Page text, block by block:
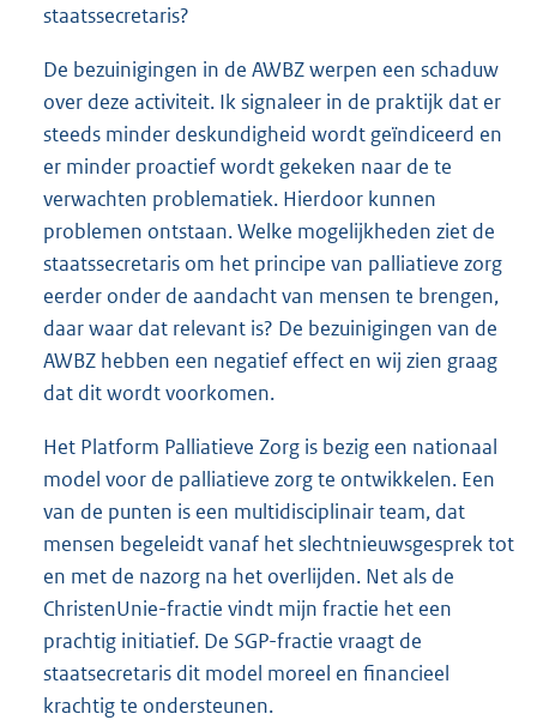
staatssecretaris?
De bezuinigingen in de AWBZ werpen een schaduw
over deze activiteit. Ik signaleer in de praktijk dat er
steeds minder deskundigheid wordt geïndiceerd en
er minder proactief wordt gekeken naar de te
verwachten problematiek. Hierdoor kunnen
problemen ontstaan. Welke mogelijkheden ziet de
staatssecretaris om het principe van palliatieve zorg
eerder onder de aandacht van mensen te brengen,
daar waar dat relevant is? De bezuinigingen van de
AWBZ hebben een negatief effect en wij zien graag
dat dit wordt voorkomen.
Het Platform Palliatieve Zorg is bezig een nationaal
model voor de palliatieve zorg te ontwikkelen. Een
van de punten is een multidisciplinair team, dat
mensen begeleidt vanaf het slechtnieuwsgesprek tot
en met de nazorg na het overlijden. Net als de
ChristenUnie-fractie vindt mijn fractie het een
prachtig initiatief. De SGP-fractie vraagt de
staatsecretaris dit model moreel en financieel
krachtig te ondersteunen.